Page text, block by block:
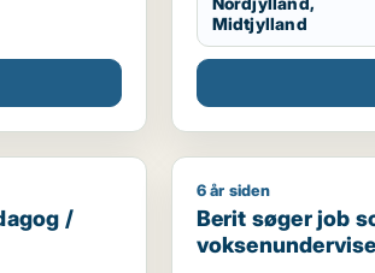
Midtjylland
/ voksenunderviser
/
Berit søger job
6 år siden
Berit søger job